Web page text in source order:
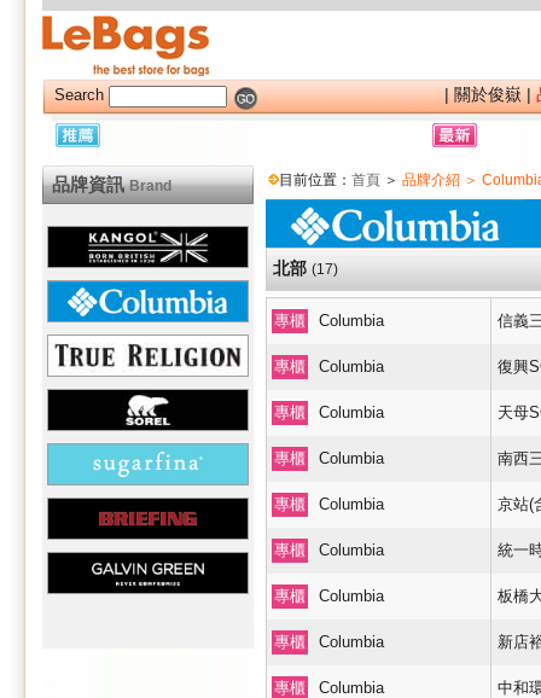
Search |關於俊嶽|
目前位置： 首頁 ＞ 品牌介紹 ＞
北部 (17)
專櫃 Columbia 信義
專櫃 Columbia 復興
專櫃 Columbia 天母
專櫃 Columbia 南西
專櫃 Columbia 京站(
專櫃 Columbia 統一
專櫃 Columbia 板橋
專櫃 Columbia 新店
專櫃 Columbia 中和
品牌資訊Brand